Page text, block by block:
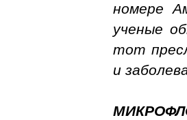
номере
ученые
тот
и